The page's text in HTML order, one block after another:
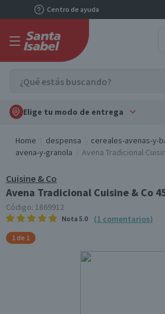
Centro de ayuda
Elige tu modo de entrega
Home despensa
cereales-avenas-y-
avena-y-granola
Avena Tradicional
Cuisine & Co
Avena Tradicional Cuisine & Co
Código: 1869912
Nota 5.0 (1 comentarios)
1 de 1